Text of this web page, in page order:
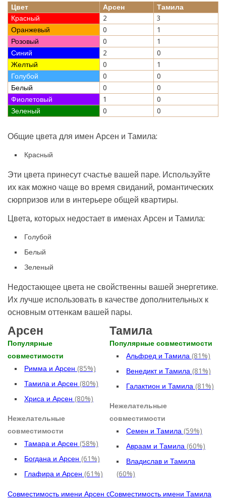
Цвет Арсен
Тамила
Красный
2
3
Оранжевый
0
1
Розовый
0
1
Синий
2
0
Желтый
0
1
Голубой
0
0
Белый
0
0
Фиолетовый
1
0
Зеленый
0 0
Общие цвета для имен Арсен и Тамила:
Красный
Эти цвета принесут счастье вашей паре. Используйте
их как можно чаще во время свиданий, романтических
сюрпризов или в интерьере общей квартиры.
Цвета, которых недостает в именах Арсен и Тамила:
Голубой
Белый
Зеленый
Недостающее цвета не свойственны вашей энергетике.
Их лучше использовать в качестве дополнительных к
основным оттенкам вашей пары.
Арсен
Популярные
совместимости
Римма и Арсен (85%)
Тамила и Арсен (80%)
Хриса и Арсен (80%)
Нежелательные
совместимости
Тамара и Арсен (58%)
Богдана и Арсен (61%)
Глафира и Арсен (61%)
Совместимость имени Арсен c
Тамила
Популярные совместимости
Альфред и Тамила(81%)
Венедикт и Тамила(81%)
Галактион и Тамила(81%)
Нежелательные
совместимости
Семен и Тамила(59%)
Авраам и Тамила(60%)
Владислав и Тамила
(60%)
Совместимость имени Тамила